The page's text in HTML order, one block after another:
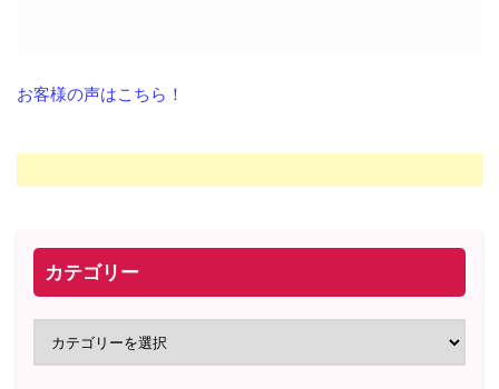
お客様の声はこちら！
カテゴリー